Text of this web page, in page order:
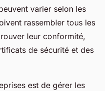
varier selon les
rassembler tous les
leur conformité,
de sécurité et des
est de gérer les